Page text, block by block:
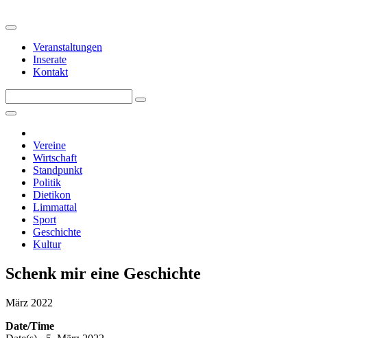
Veranstaltungen
Inserate
Kontakt
Vereine
Wirtschaft
Standpunkt
Politik
Dietikon
Limmattal
Sport
Geschichte
Kultur
Schenk mir eine Geschichte
März 2022
Date/Time